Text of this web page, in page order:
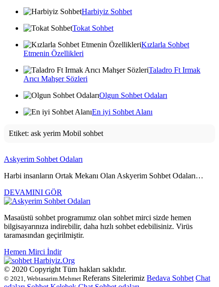
Harbiyiz Sohbet
Tokat Sohbet
Kızlarla Sohbet
Etmenin Özellikleri
Taladro Ft Irmak
Arıcı Mahşer Sözleri
Olgun Sohbet Odaları
En iyi Sohbet Alanı
Etiket: ask yerim Mobil sohbet
Askyerim Sohbet Odaları
Harbi insanların Ortak Mekanı Olan Askyerim Sohbet Odaları…
DEVAMINI GÖR
Masaüstü sohbet programımız olan sohbet mirci sizde hemen
bilgisayarınıza indirebilir, daha hızlı sohbet edebilisiniz. Virüs
taramasından geçirilmiştir.
Hemen Mirci İndir
Harbiyiz.Org
© 2020 Copyright Tüm hakları saklıdır.
© 2021, Webtasarim.Mehmet Referans Sitelerimiz Bedava Sohbet Chat